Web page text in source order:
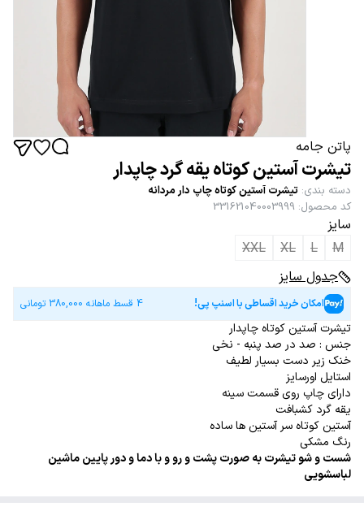
پاتن جامه
تیشرت آستین کوتاه یقه گرد چاپدار
دسته بندی: تیشرت آستین کوتاه چاپ دار مردانه
کد محصول:
331621040003999
سایز
M
L
XL
XXL
جدول سایز
امکان خرید اقساطی با اسنپ پی! 4 قسط ماهانه 380,000 تومانی
تیشرت آستین کوتاه چاپدار
جنس : صد در صد پنبه - نخی
خنک زیر دست بسیار لطیف
استایل اورسایز
دارای چاپ روی قسمت سینه
یقه گرد کشبافت
آستین کوتاه سر آستین ها ساده
رنگ مشکی
شست و شو تیشرت به صورت پشت و رو و با دما و دور پایین ماشین
لباسشویی